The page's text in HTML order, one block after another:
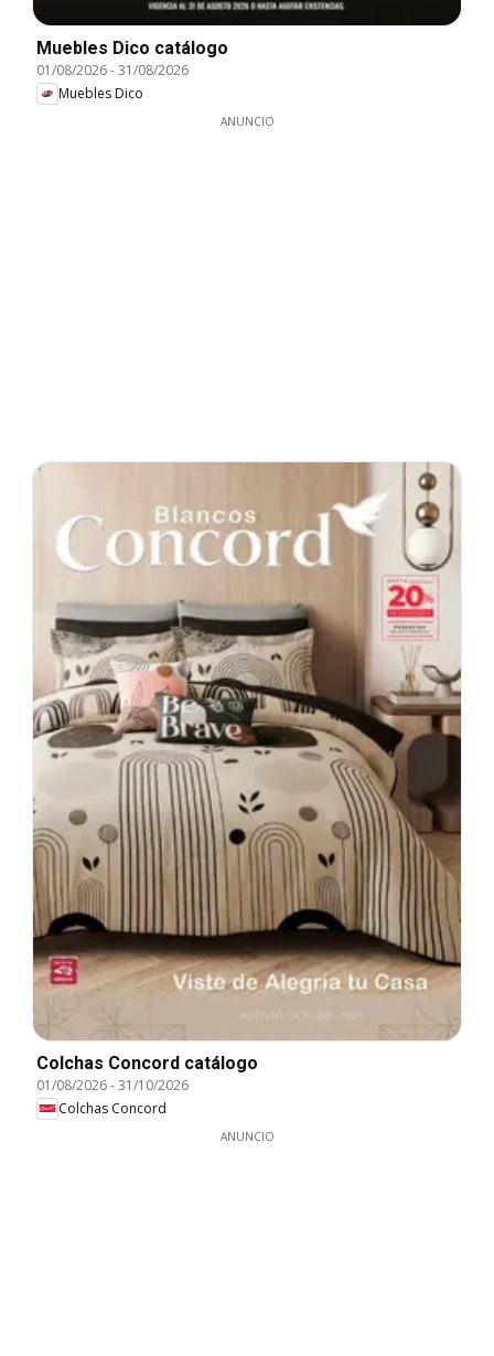
Muebles Dico catálogo
01/08/2026-31/08/2026
Muebles Dico
ANUNCIO
Colchas Concord catálogo
01/08/2026-31/10/2026
Colchas Concord
ANUNCIO